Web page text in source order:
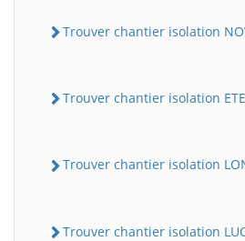
Trouver chantier isolation
Trouver chantier isolation
Trouver chantier isolation
Trouver chantier isolation